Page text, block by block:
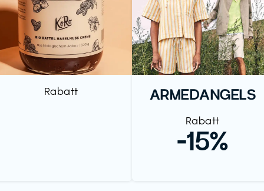
Rabatt ARMEDANGELS
Rabatt
-15%